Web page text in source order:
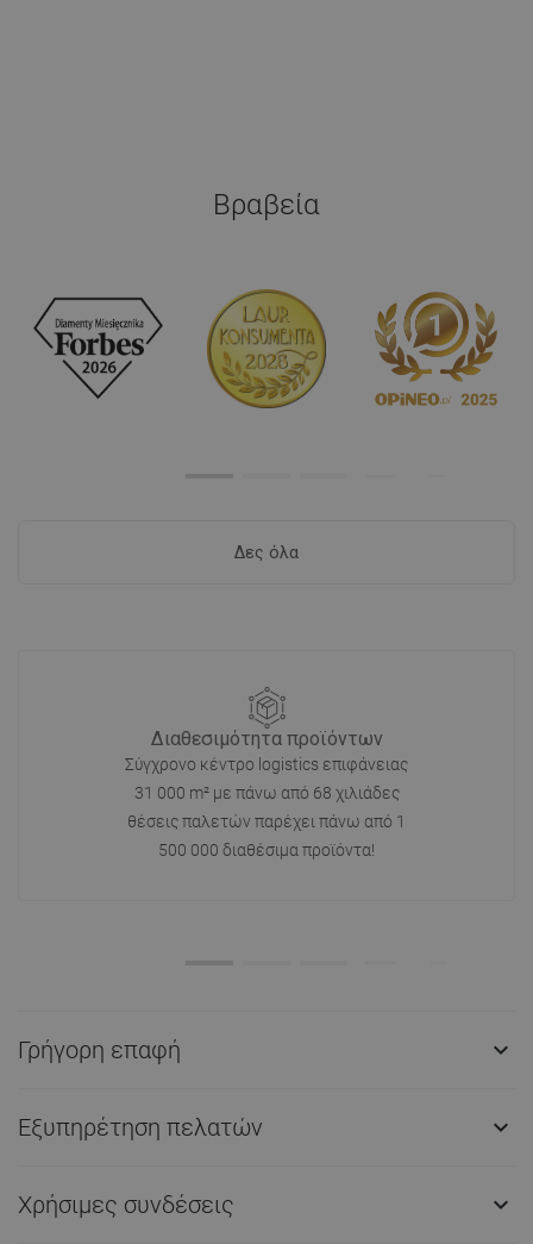
Βραβεία
Δες όλα
Διαθεσιμότητα προϊόντων
Σύγχρονο κέντρο logistics επιφάνειας
31 000 m² με πάνω από 68 χιλιάδες
θέσεις παλετών παρέχει πάνω από 1
500 000 διαθέσιμα προϊόντα!
Γρήγορη επαφή 
Εξυπηρέτηση πελατών 
Χρήσιμες συνδέσεις 